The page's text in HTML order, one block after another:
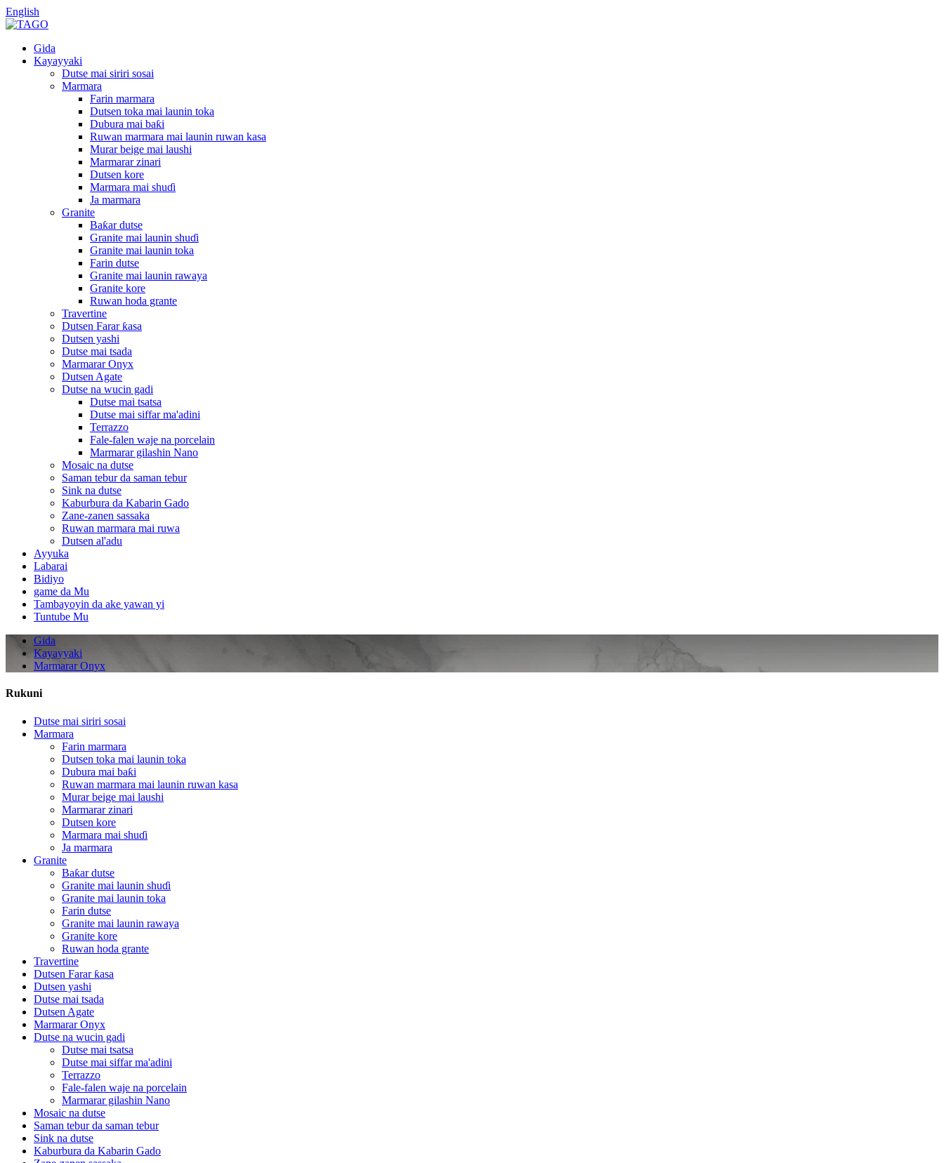
English
Gida
Kayayyaki
Dutse mai siriri sosai
Marmara
Farin marmara
Dutsen toka mai launin toka
Dubura mai baƙi
Ruwan marmara mai launin ruwan kasa
Murar beige mai laushi
Marmarar zinari
Dutsen kore
Marmara mai shuɗi
Ja marmara
Granite
Baƙar dutse
Granite mai launin shuɗi
Granite mai launin toka
Farin dutse
Granite mai launin rawaya
Granite kore
Ruwan hoda grante
Travertine
Dutsen Farar ƙasa
Dutsen yashi
Dutse mai tsada
Marmarar Onyx
Dutsen Agate
Dutse na wucin gadi
Dutse mai tsatsa
Dutse mai siffar ma'adini
Terrazzo
Fale-falen waje na porcelain
Marmarar gilashin Nano
Mosaic na dutse
Saman tebur da saman tebur
Sink na dutse
Kaburbura da Kabarin Gado
Zane-zanen sassaka
Ruwan marmara mai ruwa
Dutsen al'adu
Ayyuka
Labarai
Bidiyo
game da Mu
Tambayoyin da ake yawan yi
Tuntube Mu
Gida
Kayayyaki
Marmarar Onyx
Rukuni
Dutse mai siriri sosai
Marmara
Farin marmara
Dutsen toka mai launin toka
Dubura mai baƙi
Ruwan marmara mai launin ruwan kasa
Murar beige mai laushi
Marmarar zinari
Dutsen kore
Marmara mai shuɗi
Ja marmara
Granite
Baƙar dutse
Granite mai launin shuɗi
Granite mai launin toka
Farin dutse
Granite mai launin rawaya
Granite kore
Ruwan hoda grante
Travertine
Dutsen Farar ƙasa
Dutsen yashi
Dutse mai tsada
Dutsen Agate
Marmarar Onyx
Dutse na wucin gadi
Dutse mai tsatsa
Dutse mai siffar ma'adini
Terrazzo
Fale-falen waje na porcelain
Marmarar gilashin Nano
Mosaic na dutse
Saman tebur da saman tebur
Sink na dutse
Kaburbura da Kabarin Gado